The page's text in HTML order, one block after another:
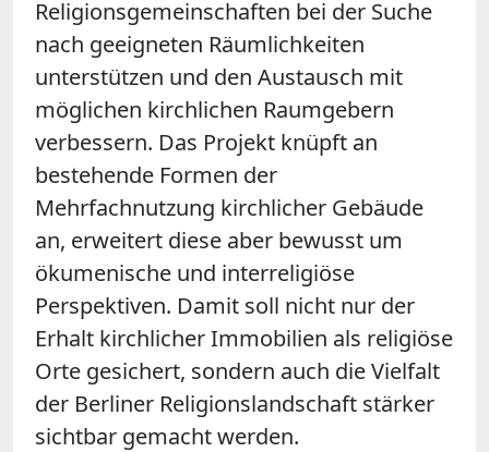
Religionsgemeinschaften bei der Suche
nach geeigneten Räumlichkeiten
unterstützen und den Austausch mit
möglichen kirchlichen Raumgebern
verbessern. Das Projekt knüpft an
bestehende Formen der
Mehrfachnutzung kirchlicher Gebäude
an, erweitert diese aber bewusst um
ökumenische und interreligiöse
Perspektiven. Damit soll nicht nur der
Erhalt kirchlicher Immobilien als religiöse
Orte gesichert, sondern auch die Vielfalt
der Berliner Religionslandschaft stärker
sichtbar gemacht werden.